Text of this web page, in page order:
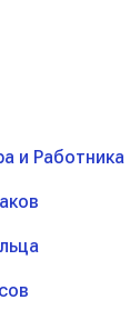
и Работника